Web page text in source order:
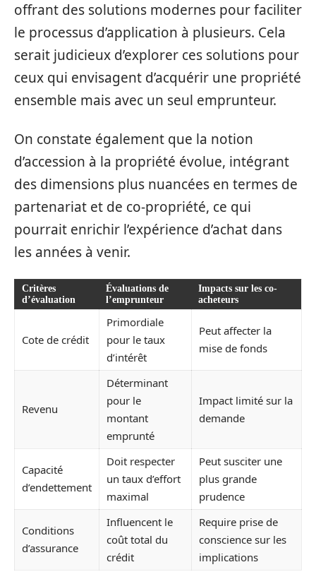
offrant des solutions modernes pour faciliter
le processus d’application à plusieurs. Cela
serait judicieux d’explorer ces solutions pour
ceux qui envisagent d’acquérir une propriété
ensemble mais avec un seul emprunteur.
On constate également que la notion
d’accession à la propriété évolue, intégrant
des dimensions plus nuancées en termes de
partenariat et de co-propriété, ce qui
pourrait enrichir l’expérience d’achat dans
les années à venir.
Critères
d’évaluation
Évaluations de
l’emprunteur
Impacts sur les co-
acheteurs
Cote de crédit
Primordiale
pour le taux
d’intérêt
Peut affecter la
mise de fonds
Revenu
Déterminant
pour le
montant
emprunté
Impact limité sur la
demande
Capacité
d’endettement
Doit respecter
un taux d’effort
maximal
Peut susciter une
plus grande
prudence
Conditions
d’assurance
Influencent le
coût total du
crédit
Require prise de
conscience sur les
implications